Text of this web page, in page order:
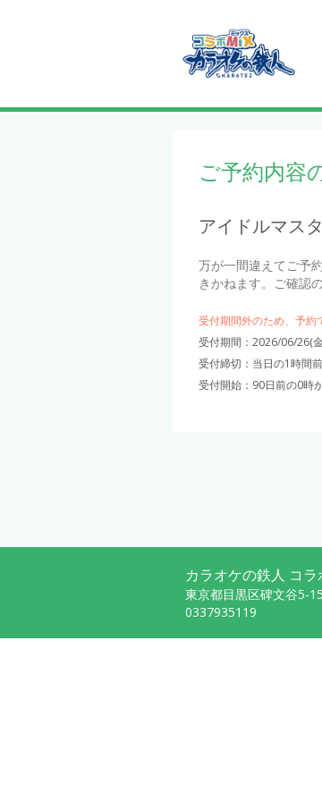
ご予約内容
アイドルマス
万が一間違えてご予
きかねます。ご確認
受付期間外のため、予約
受付期間：2026/06/26(
受付締切： 当日の1時間
受付開始： 90日前の0時
カラオケの鉄人 コ
東京都目黒区碑文谷5-
0337935119